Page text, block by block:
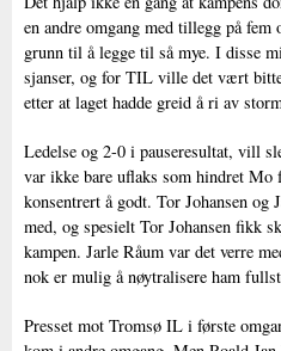
en andre omgang med tillegg på
grunn til å legge til så mye. I disse
sjanser, og for TIL ville det vært
etter at laget hadde greid å ri av
Ledelse og 2-0 i pauseresultat, vill
var ikke bare uflaks som hindret
konsentrert å godt. Tor Johansen og
med, og spesielt Tor Johansen fikk
kampen. Jarle Råum var det verre
nok er mulig å nøytralisere ham
Presset mot Tromsø IL i første